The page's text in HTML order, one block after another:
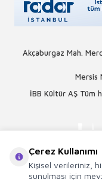
Akçaburgaz Mah.
Mersis
İBB Kültür AŞ Tüm
Çerez Kullanımı
Kişisel verileriniz,
sunulması için